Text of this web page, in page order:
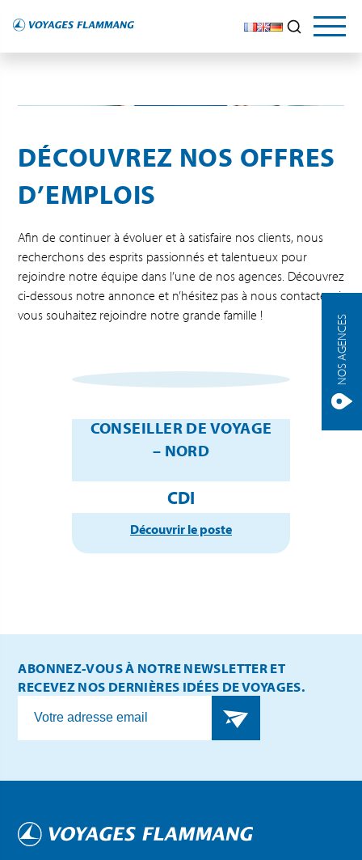
NOS AGENCES
DÉCOUVREZ NOS OFFRES
D’EMPLOIS
Afin de continuer à évoluer et à satisfaire nos clients, nous
recherchons des esprits passionnés et talentueux pour
rejoindre notre équipe dans l’une de nos agences. Découvrez
ci-dessous notre annonce et n’hésitez pas à nous contacter si
vous souhaitez rejoindre notre grande famille !
CONSEILLER DE VOYAGE
– NORD
CDI
Découvrir le poste
ABONNEZ-VOUS À NOTRE NEWSLETTER ET
RECEVEZ NOS DERNIÈRES IDÉES DE VOYAGES.